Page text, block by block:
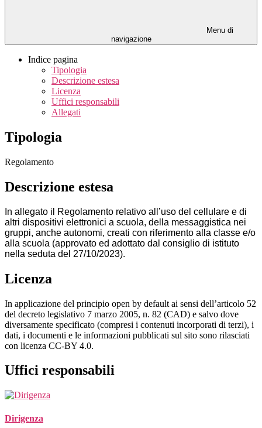
Menu di
navigazione
Indice pagina
Tipologia
Descrizione estesa
Licenza
Uffici responsabili
Allegati
Tipologia
Regolamento
Descrizione estesa
In allegato il Regolamento relativo all’uso del cellulare e di
altri dispositivi elettronici a scuola, della messaggistica nei
gruppi, anche autonomi, creati con riferimento alla classe e/o
alla scuola (approvato ed adottato dal consiglio di istituto
nella seduta del 27/10/2023).
Licenza
In applicazione del principio open by default ai sensi dell’articolo 52
del decreto legislativo 7 marzo 2005, n. 82 (CAD) e salvo dove
diversamente specificato (compresi i contenuti incorporati di terzi), i
dati, i documenti e le informazioni pubblicati sul sito sono rilasciati
con licenza CC-BY 4.0.
Uffici responsabili
Dirigenza